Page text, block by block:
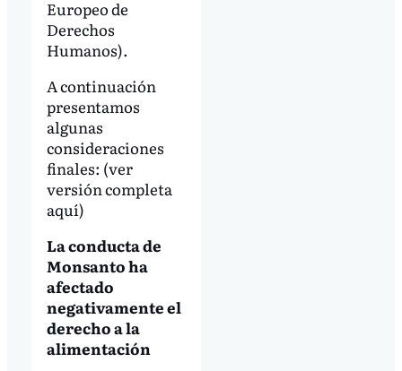
Europeo de
Derechos
Humanos).
A continuación
presentamos
algunas
consideraciones
finales: (ver
versión completa
aquí)
La conducta de
Monsanto ha
afectado
negativamente el
derecho a la
alimentación